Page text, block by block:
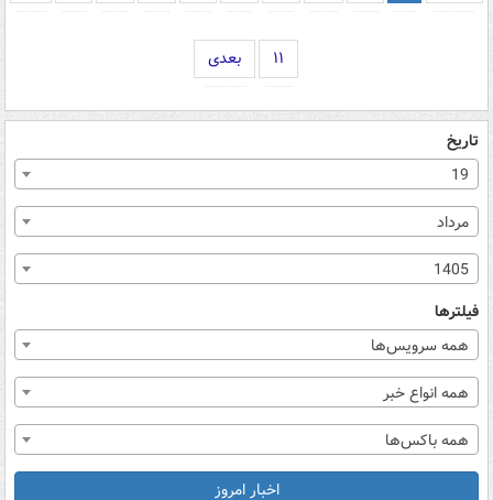
۱۱ بعدی
تاریخ
19
مرداد
1405
فیلترها
همه سرویس‌ها
همه انواع خبر
همه باکس‌ها
اخبار امروز